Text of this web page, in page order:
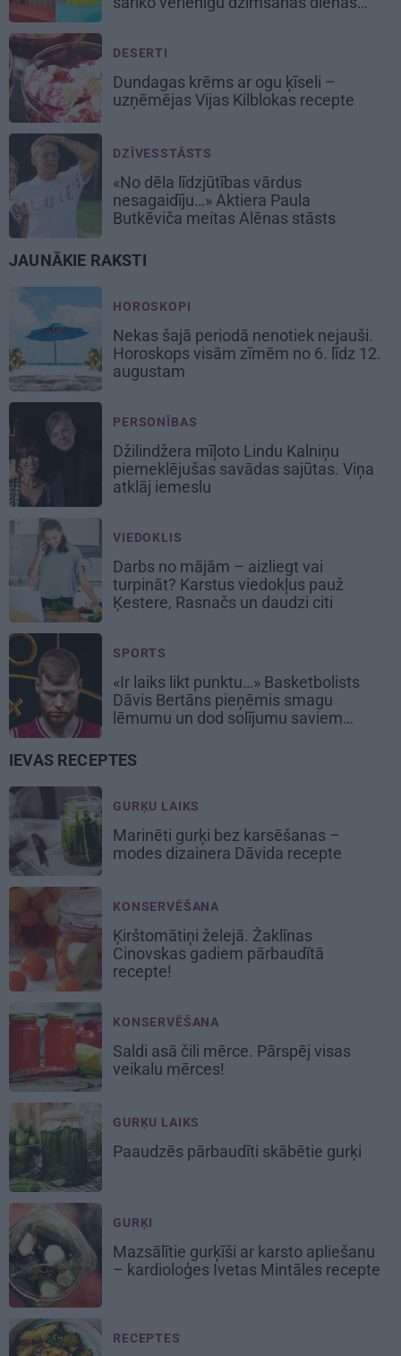
DESERTI
Dundagas krēms ar ogu ķīseli –
uzņēmējas Vijas Kilblokas recepte
DZĪVESSTĀSTS
«No dēla līdzjūtības vārdus
nesagaidīju…» Aktiera Paula
Butkēviča meitas Alēnas stāsts
JAUNĀKIE RAKSTI
HOROSKOPI
Nekas šajā periodā nenotiek nejauši.
Horoskops visām zīmēm no 6. līdz 12.
augustam
PERSONĪBAS
Džilindžera mīļoto Lindu Kalniņu
piemeklējušas savādas sajūtas. Viņa
atklāj iemeslu
VIEDOKLIS
Darbs no mājām – aizliegt vai
turpināt? Karstus viedokļus pauž
Ķestere, Rasnačs un daudzi citi
SPORTS
«Ir laiks likt punktu…» Basketbolists
Dāvis Bertāns pieņēmis smagu
lēmumu un dod solījumu saviem
IEVAS RECEPTES
GURĶU LAIKS
Marinēti gurķi bez karsēšanas –
modes dizainera Dāvida recepte
KONSERVĒŠANA
Ķirštomātiņi želejā. Žaklīnas
Cinovskas gadiem pārbaudītā
recepte!
KONSERVĒŠANA
Saldi asā čili mērce. Pārspēj visas
veikalu mērces!
GURĶU LAIKS
Paaudzēs pārbaudīti skābētie gurķi
GURĶI
Mazsālītie gurķīši ar karsto apliešanu
– kardioloģes Ivetas Mintāles recepte
RECEPTES